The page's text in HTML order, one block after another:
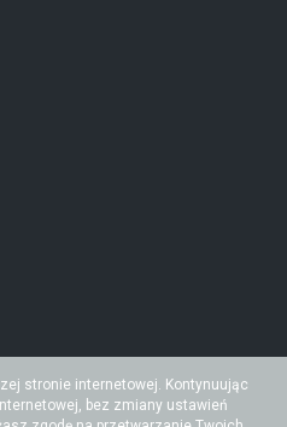
stronie internetowej. Kontynuując
bez zmiany ustawień